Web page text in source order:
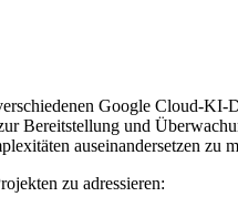
Google Cloud-
Bereitstellung und
auseinandersetzen zu
zu adressieren: